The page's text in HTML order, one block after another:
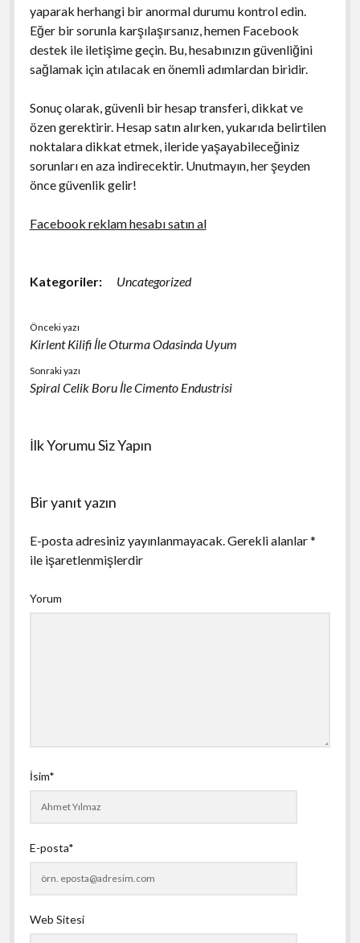
yaparak herhangi bir anormal durumu kontrol edin.
Eğer bir sorunla karşılaşırsanız, hemen Facebook
destek ile iletişime geçin. Bu, hesabınızın güvenliğini
sağlamak için atılacak en önemli adımlardan biridir.
Sonuç olarak, güvenli bir hesap transferi, dikkat ve
özen gerektirir. Hesap satın alırken, yukarıda belirtilen
noktalara dikkat etmek, ileride yaşayabileceğiniz
sorunları en aza indirecektir. Unutmayın, her şeyden
önce güvenlik gelir!
Facebook reklam hesabı satın al
Kategoriler: Uncategorized
Önceki yazı
Kirlent Kilifi İle Oturma Odasinda Uyum
Sonraki yazı
Spiral Celik Boru İle Cimento Endustrisi
İlk Yorumu Siz Yapın
Bir yanıt yazın
E-posta adresiniz yayınlanmayacak.Gerekli alanlar*
ile işaretlenmişlerdir
Yorum
İsim*
E-posta*
Web Sitesi